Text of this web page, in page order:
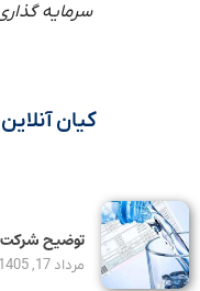
سرمایه گذاری با سود
کیان آنلاین
توضیح شرکت
مرداد 17, 1405